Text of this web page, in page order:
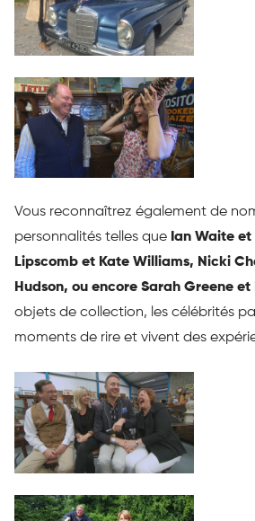
Vous reconnaîtrez également de
personnalités telles que Ian Waite
Lipscomb et Kate Williams, Nicki
Hudson, ou encore Sarah Greene
objets de collection, les célébrités
moments de rire et vivent des